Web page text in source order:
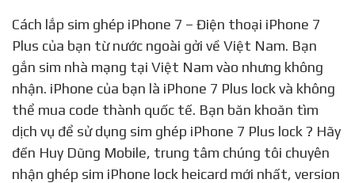
Cách lắp sim ghép iPhone 7 – Điện thoại iPhone 7
Plus của bạn từ nước ngoài gởi về Việt Nam. Bạn
gắn sim nhà mạng tại Việt Nam vào nhưng không
nhận. iPhone của bạn là iPhone 7 Plus lock và không
thể mua code thành quốc tế. Bạn băn khoăn tìm
dịch vụ để sử dụng sim ghép iPhone 7 Plus lock ? Hãy
đến Huy Dũng Mobile, trung tâm chúng tôi chuyên
nhận ghép sim iPhone lock heicard mới nhất, version